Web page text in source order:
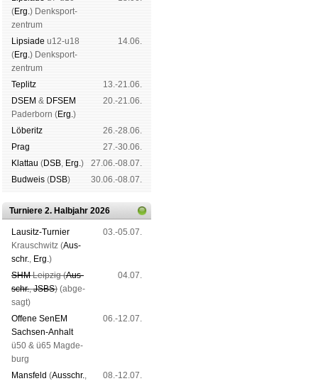
(Erg.) Denk­sport­
zen­trum
Lipsiade u12-u18
(Erg.) Denk­sport­
zen­trum
14.06.
Tep­litz
13.-21.06.
DSEM & DFSEM
Pader­born (Erg.)
20.-21.06.
Lö­be­ritz
26.-28.06.
Prag
27.-30.06.
Klat­tau (DSB, Erg.)
27.06.-08.07.
Bud­weis (DSB) 30.06.-08.07.
Turniere 2. Halbjahr 2026
Lau­sitz-Tur­nier
Krausch­witz (Aus­
schr., Erg.)
03.-05.07.
SHMLeip­zig (Aus­
schr.,JSBS) (ab­ge­
sagt)
04.07.
Offene SenEM
Sach­sen-An­halt
ü50 & ü65 Mag­de­
burg
06.-12.07.
Mans­feld (Aus­schr.,
08.-12.07.